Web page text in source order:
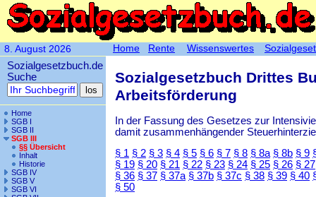
8. August 2026
Sozialgesetzbuch.de
Suche
Home
SGB I
SGB II
SGB III
§§ Übersicht
Inhalt
Historie
SGB IV
SGB V
SGB VI
Sozialgesetzbuch Drittes
Arbeitsförderung
In der Fassung des Gesetzes zur
damit zusammenhängender
§ 1 § 2 § 3 § 4 § 5 § 6 § 7 § 8 § 8a § 8b § 9
§ 19 § 20 § 21 § 22 § 23 § 24 § 25 § 26 § 27
§ 36 § 37 § 37a § 37b § 37c § 38 § 39 § 40
§ 50
Home Rente Wissenswertes